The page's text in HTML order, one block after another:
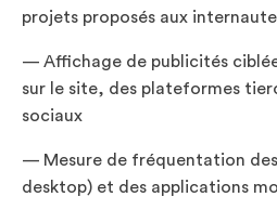
projets proposés aux
— Affichage de publicités
sur le site, des plateformes
sociaux
— Mesure de fréquentation
desktop) et des applications